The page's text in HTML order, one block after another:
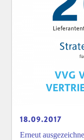
18.09.2017
Erneut